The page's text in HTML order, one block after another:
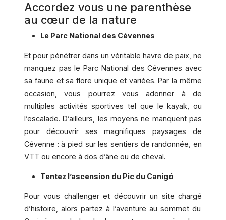
Accordez vous une parenthèse
au cœur de la nature
Le Parc National des Cévennes
Et pour pénétrer dans un véritable havre de paix, ne
manquez pas le Parc National des Cévennes avec
sa faune et sa flore unique et variées. Par la même
occasion, vous pourrez vous adonner à de
multiples activités sportives tel que le kayak, ou
l’escalade. D’ailleurs, les moyens ne manquent pas
pour découvrir ses magnifiques paysages de
Cévenne : à pied sur les sentiers de randonnée, en
VTT ou encore à dos d’âne ou de cheval.
Tentez l’ascension du Pic du Canigó
Pour vous challenger et découvrir un site chargé
d’histoire, alors partez à l’aventure au sommet du